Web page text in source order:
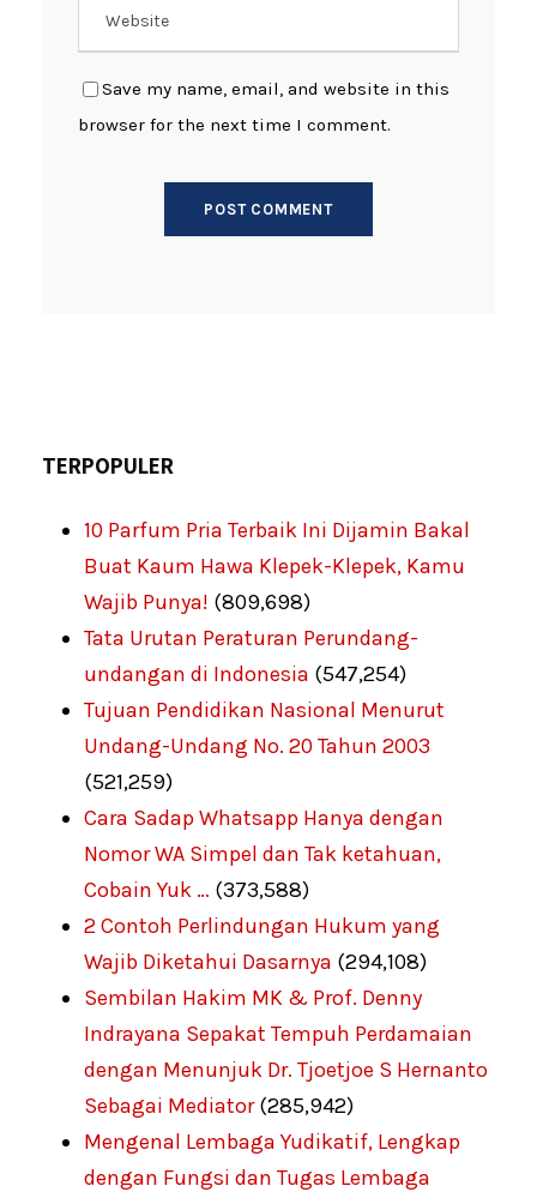
Save my name, email, and website in this
browser for the next time I comment.
TERPOPULER
10 Parfum Pria Terbaik Ini Dijamin Bakal
Buat Kaum Hawa Klepek-Klepek, Kamu
Wajib Punya! (809,698)
Tata Urutan Peraturan Perundang-
undangan di Indonesia (547,254)
Tujuan Pendidikan Nasional Menurut
Undang-Undang No. 20 Tahun 2003
(521,259)
Cara Sadap Whatsapp Hanya dengan
Nomor WA Simpel dan Tak ketahuan,
Cobain Yuk … (373,588)
2 Contoh Perlindungan Hukum yang
Wajib Diketahui Dasarnya (294,108)
Sembilan Hakim MK & Prof. Denny
Indrayana Sepakat Tempuh Perdamaian
dengan Menunjuk Dr. Tjoetjoe S Hernanto
Sebagai Mediator (285,942)
Mengenal Lembaga Yudikatif, Lengkap
dengan Fungsi dan Tugas Lembaga